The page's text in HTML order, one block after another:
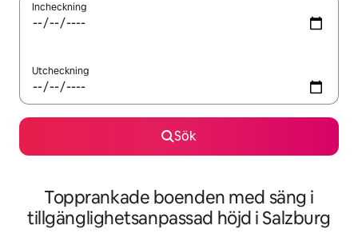
Incheckning
Utcheckning
Sök
Topprankade boenden med säng i
tillgänglighetsanpassad höjd i Salzburg